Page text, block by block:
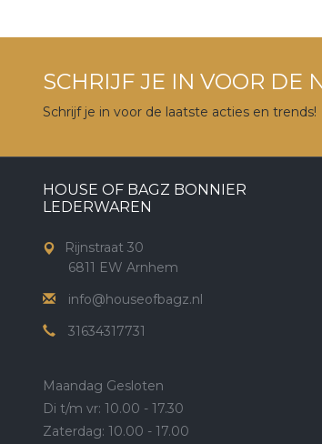
SCHRIJF JE IN VOOR DE
Schrijf je in voor de laatste acties en trends!
HOUSE OF BAGZ BONNIER
LEDERWAREN
Rijnstraat 30
6811 EW Arnhem
info@houseofbagz.nl
31634317731
Maandag Gesloten
Di t/m vr: 10.00 - 17.30
Zaterdag: 10.00 - 17.00